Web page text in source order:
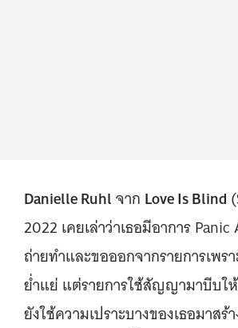
Danielle Ruhlจาก Love Is Blind
2022 เคยเล่าว่าเธอมีอาการ
ถ่ายทำและขอออกจากรายการเพร
ย่ำแย่ แต่รายการใช้สัญญามาบีบใ
ยังใช้ความเปราะบางของเธอมาสร้